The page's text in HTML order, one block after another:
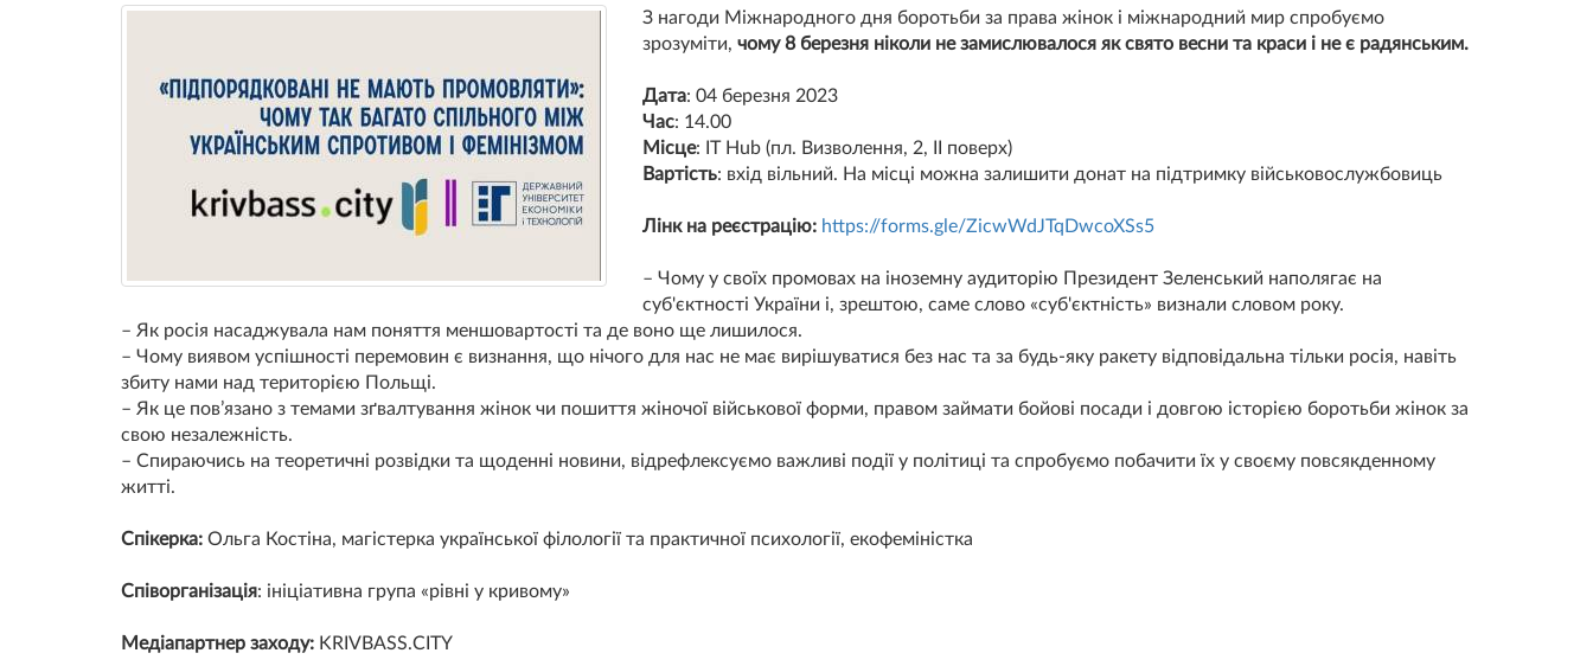
З нагоди Міжнародного дня боротьби за права жінок і міжнародний мир спробуємо
зрозуміти, чому 8 березня ніколи не замислювалося як свято весни та краси і не є радянським.
Дата: 04 березня 2023
Час: 14.00
Місце: IT Hub (пл. Визволення, 2, II поверх)
Вартість: вхід вільний. На місці можна залишити донат на підтримку військовослужбовиць
Лінк на реєстрацію: https://forms.gle/ZicwWdJTqDwcoXSs5
– Чому у своїх промовах на іноземну аудиторію Президент Зеленський наполягає на
суб'єктності України і, зрештою, саме слово «суб'єктність» визнали словом року.
– Як росія насаджувала нам поняття меншовартості та де воно ще лишилося.
– Чому виявом успішності перемовин є визнання, що нічого для нас не має вирішуватися без нас та за будь-яку ракету відповідальна тільки росія, навіть
збиту нами над територією Польщі.
– Як це пов’язано з темами зґвалтування жінок чи пошиття жіночої військової форми, правом займати бойові посади і довгою історією боротьби жінок за
свою незалежність.
– Спираючись на теоретичні розвідки та щоденні новини, відрефлексуємо важливі події у політиці та спробуємо побачити їх у своєму повсякденному
житті.
Спікерка: Ольга Костіна, магістерка української філології та практичної психології, екофеміністка
Співорганізація: ініціативна група «рівні у кривому»
Медіапартнер заходу: KRIVBASS.CITY